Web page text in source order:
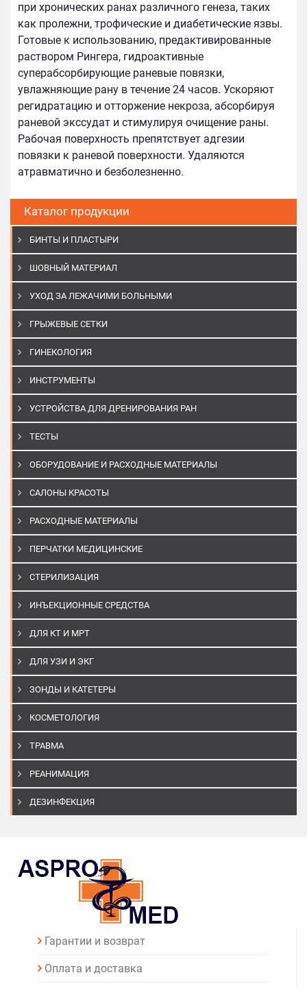
Каталог продукции
БИНТЫ И ПЛАСТЫРИ
ШОВНЫЙ МАТЕРИАЛ
УХОД ЗА ЛЕЖАЧИМИ БОЛЬНЫМИ
ГРЫЖЕВЫЕ СЕТКИ
ГИНЕКОЛОГИЯ
ИНСТРУМЕНТЫ
УСТРОЙСТВА ДЛЯ ДРЕНИРОВАНИЯ РАН
ТЕСТЫ
ОБОРУДОВАНИЕ И РАСХОДНЫЕ МАТЕРИАЛЫ
САЛОНЫ КРАСОТЫ
РАСХОДНЫЕ МАТЕРИАЛЫ
ПЕРЧАТКИ МЕДИЦИНСКИЕ
СТЕРИЛИЗАЦИЯ
ИНЪЕКЦИОННЫЕ СРЕДСТВА
ДЛЯ КТ И МРТ
ДЛЯ УЗИ И ЭКГ
ЗОНДЫ И КАТЕТЕРЫ
КОСМЕТОЛОГИЯ
ТРАВМА
РЕАНИМАЦИЯ
ДЕЗИНФЕКЦИЯ
при хронических ранах различного генеза, таких
как пролежни, трофические и диабетические язвы.
Готовые к использованию, предактивированные
раствором Рингера, гидроактивные
суперабсорбирующие раневые повязки,
увлажняющие рану в течение 24 часов. Ускоряют
регидратацию и отторжение некроза, абсорбируя
раневой экссудат и стимулируя очищение раны.
Рабочая поверхность препятствует адгезии
повязки к раневой поверхности. Удаляются
атравматично и безболезненно.
Гарантии и возврат
Оплата и доставка